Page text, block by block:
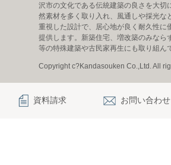
沢市の文化である伝統建築の良さを大切
然素材を多く取り入れ、風通しや採光な
重視した設計で、居心地が良く耐久性に
提供します。新築住宅、増改築のみなら
等の特殊建築や古民家再生にも取り組ん
Copyright c?Kandasouken Co.,Ltd. All
資料請求 お問い合わせ